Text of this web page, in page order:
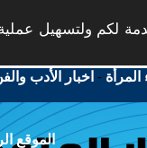
لكم ولتسهيل
المرأة - اخبار الأدب
الموقع